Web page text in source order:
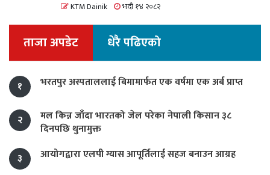
KTM Dainik भदौ १४ २०८२
ताजा अपडेट धेरै पढिएको
१ भरतपुर अस्पताललाई बिमामार्फत एक वर्षमा एक अर्ब प्राप्त
२
मल किन्न जाँदा भारतको जेल परेका नेपाली किसान ३८
दिनपछि थुनामुक्त
३
आयोगद्वारा एलपी ग्यास आपूर्तिलाई सहज बनाउन आग्रह